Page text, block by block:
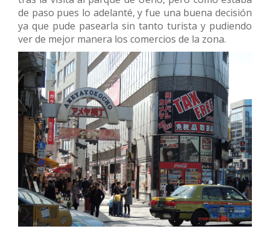
de paso pues lo adelanté, y fue una buena decisión
ya que pude pasearla sin tanto turista y pudiendo
ver de mejor manera los comercios de la zona.